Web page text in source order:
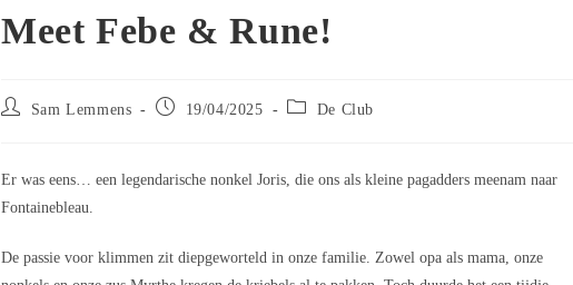
Meet Febe & Rune!
BerichtSam Lemmens
Bericht19/04/2025 Berichtcategorie:
De Club
Er was eens… een legendarische nonkel Joris, die ons als kleine pagadders meenam naar
Fontainebleau.
De passie voor klimmen zit diepgeworteld in onze familie. Zowel opa als mama, onze